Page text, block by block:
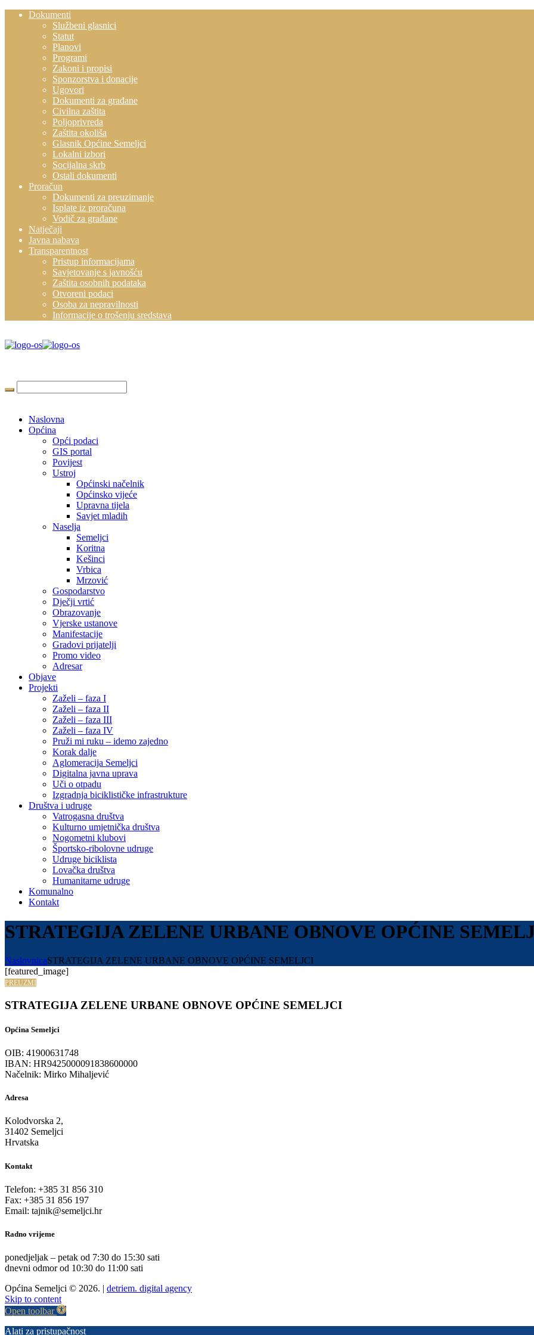
Dokumenti
Službeni glasnici
Statut
Planovi
Programi
Zakoni i propisi
Sponzorstva i donacije
Ugovori
Dokumenti za građane
Civilna zaštita
Poljoprivreda
Zaštita okoliša
Glasnik Općine Semeljci
Lokalni izbori
Socijalna skrb
Ostali dokumenti
Proračun
Dokumenti za preuzimanje
Isplate iz proračuna
Vodič za građane
Natječaji
Javna nabava
Transparentnost
Pristup informacijama
Savjetovanje s javnošću
Zaštita osobnih podataka
Otvoreni podaci
Osoba za nepravilnosti
Informacije o trošenju sredstava
Naslovna
Općina
Opći podaci
GIS portal
Povijest
Ustroj
Općinski načelnik
Općinsko vijeće
Upravna tijela
Savjet mladih
Naselja
Semeljci
Koritna
Kešinci
Vrbica
Mrzović
Gospodarstvo
Dječji vrtić
Obrazovanje
Vjerske ustanove
Manifestacije
Gradovi prijatelji
Promo video
Adresar
Objave
Projekti
Zaželi – faza I
Zaželi – faza II
Zaželi – faza III
Zaželi – faza IV
Pruži mi ruku – idemo zajedno
Korak dalje
Aglomeracija Semeljci
Digitalna javna uprava
Uči o otpadu
Izgradnja biciklističke infrastrukture
Društva i udruge
Vatrogasna društva
Kulturno umjetnička društva
Nogometni klubovi
Športsko-ribolovne udruge
Udruge biciklista
Lovačka društva
Humanitarne udruge
Komunalno
Kontakt
STRATEGIJA ZELENE URBANE OBNOVE OPĆINE
NaslovnicaSTRATEGIJA ZELENE URBANE OBNOVE OPĆINE SEMELJCI
[featured_image]
PREUZMI
STRATEGIJA ZELENE URBANE OBNOVE OPĆINE SEMELJCI
Općina Semeljci
OIB: 41900631748
IBAN: HR9425000091838600000
Načelnik: Mirko Mihaljević
Adresa
Kolodvorska 2,
31402 Semeljci
Hrvatska
Kontakt
Telefon: +385 31 856 310
Fax: +385 31 856 197
Email: tajnik@semeljci.hr
Radno vrijeme
ponedjeljak – petak od 7:30 do 15:30 sati
dnevni odmor od 10:30 do 11:00 sati
Općina Semeljci © 2026. | detriem. digital agency
Skip to content
Open toolbar
Alati za pristupačnost